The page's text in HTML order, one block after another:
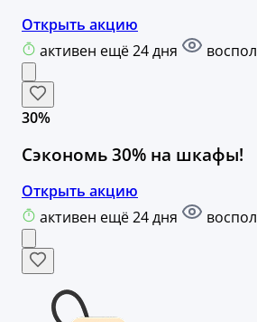
Открыть акцию
активен ещё 24 дня
30%
Сэкономь 30% на шкафы!
Открыть акцию
активен ещё 24 дня